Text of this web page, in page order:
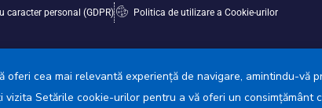
caracter personal (GDPR) Politica de utilizare a Cookie-urilor
oferi cea mai relevantă experiență de navigare, amintindu-
Setările cookie-urilor pentru a vă oferi un consimțământ